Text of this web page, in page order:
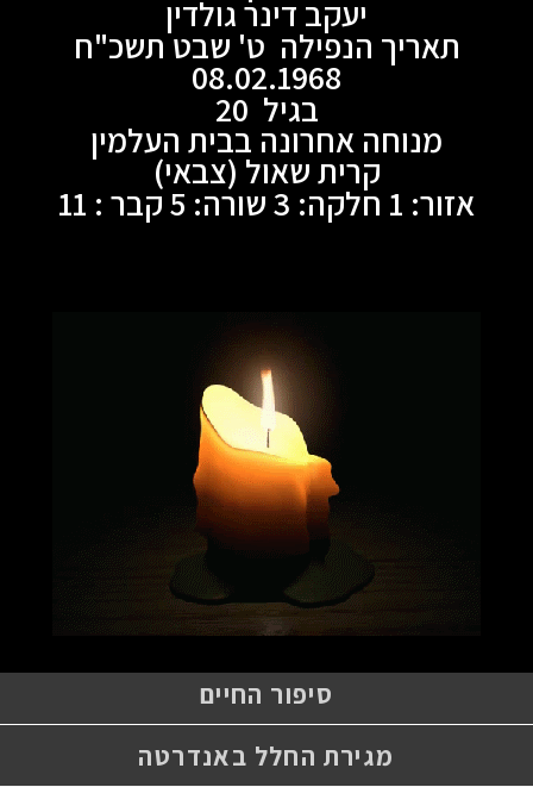
יעקב דינר גולדין
תאריך הנפילה ט' שבט תשכ"ח
08.02.1968
בגיל 20
מנוחה אחרונה בבית העלמין
קרית שאול (צבאי)
אזור: 1 חלקה: 3 שורה: 5 קבר : 11
סיפור החיים
מגירת החלל באנדרטה